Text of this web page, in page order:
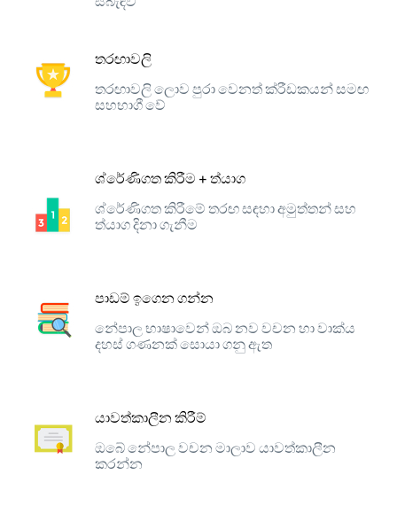
තරඟාවලි
තරඟාවලි ලොව පුරා වෙනත් ක්රීඩකයන් සමඟ
සහභාගී වේ
ශ්රේණිගත කිරීම + ත්යාග
ශ්රේණිගත කිරීමේ තරඟ සඳහා අමුත්තන් සහ
ත්යාග දිනා ගැනීම
පාඩම් ඉගෙන ගන්න
නේපාල භාෂාවෙන් ඔබ නව වචන හා වාක්ය
දහස් ගණනක් සොයා ගනු ඇත
යාවත්කාලීන කිරීම්
ඔබේ නේපාල වචන මාලාව යාවත්කාලීන
කරන්න